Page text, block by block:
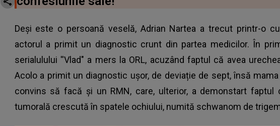
Deși este o persoană veselă, Adrian Nartea a trecut printr-o
actorul a primit un diagnostic crunt din partea medicilor. În
serialulului ''Vlad" a mers la ORL, acuzând faptul că avea
Acolo a primit un diagnostic ușor, de deviație de sept, însă
convins să facă și un RMN, care, ulterior, a demonstart faptul
tumorală crescută în spatele ochiului, numită schwanom de